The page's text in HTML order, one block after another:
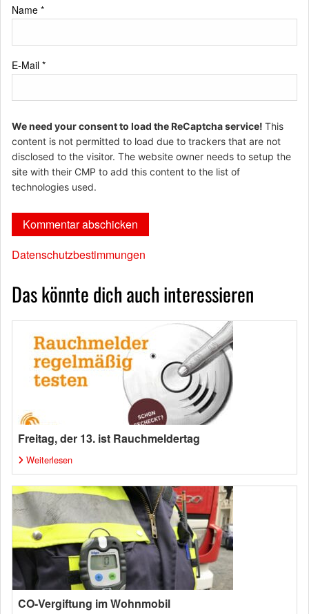
Name *
E-Mail *
We need your consent to load the ReCaptcha service! This
content is not permitted to load due to trackers that are not
disclosed to the visitor. The website owner needs to setup the
site with their CMP to add this content to the list of
technologies used.
Datenschutzbestimmungen
Das könnte dich auch interessieren
Freitag, der 13. ist Rauchmeldertag
Weiterlesen
CO-Vergiftung im Wohnmobil